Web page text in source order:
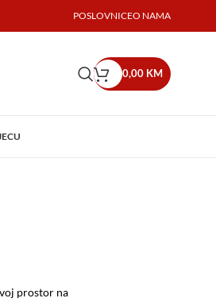
POSLOVNICEO NAMA
0,00 KM
prostor na